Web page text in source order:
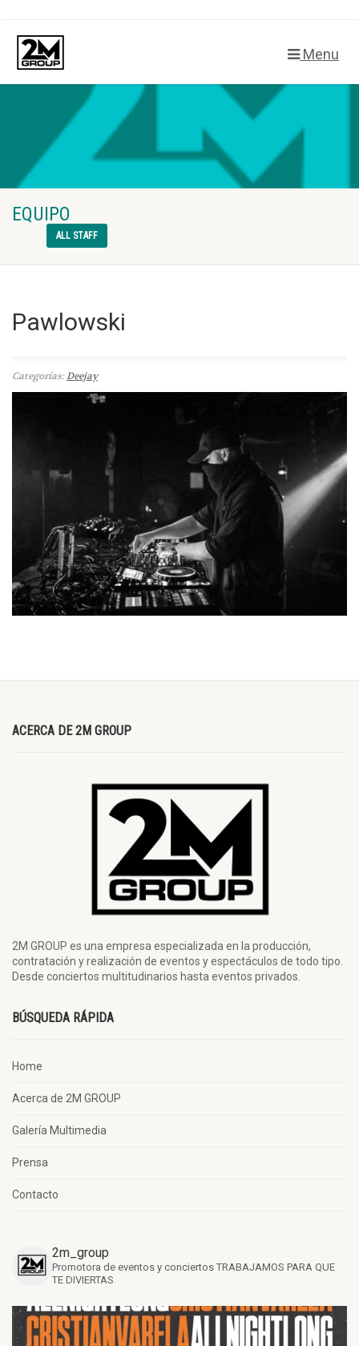
Menu
EQUIPO
ALL STAFF
Pawlowski
Categorías:Deejay
ACERCA DE 2M GROUP
2M GROUP es una empresa especializada en la producción,
contratación y realización de eventos y espectáculos de todo tipo.
Desde conciertos multitudinarios hasta eventos privados.
BÚSQUEDA RÁPIDA
Home
Acerca de 2M GROUP
Galería Multimedia
Prensa
Contacto
2m_group
Promotora de eventos y conciertos TRABAJAMOS PARA QUE
TE DIVIERTAS